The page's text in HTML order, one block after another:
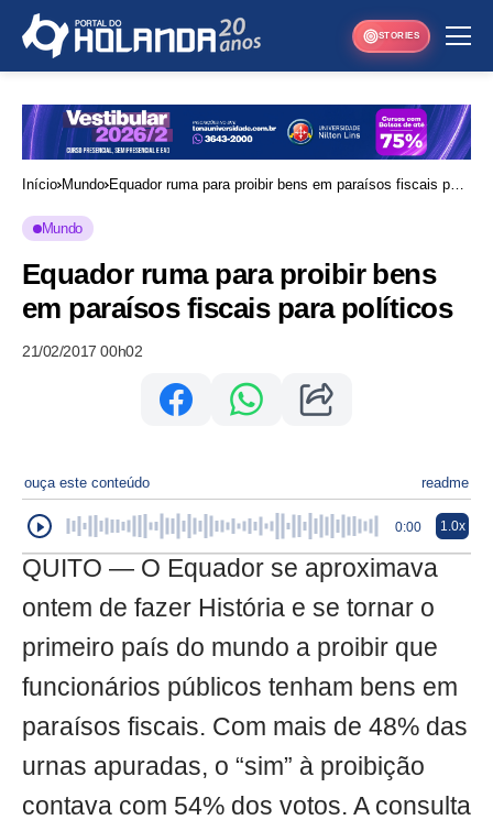
STORIES
Início Mundo Equador ruma para proibir bens em paraísos fiscais para
Mundo
Equador ruma para proibir bens
em paraísos fiscais para políticos
21/02/2017 00h02
ouça este conteúdo readme
0:00 1.0x
QUITO — O Equador se aproximava
ontem de fazer História e se tornar o
primeiro país do mundo a proibir que
funcionários públicos tenham bens em
paraísos fiscais. Com mais de 48% das
urnas apuradas, o “sim” à proibição
contava com 54% dos votos. A consulta